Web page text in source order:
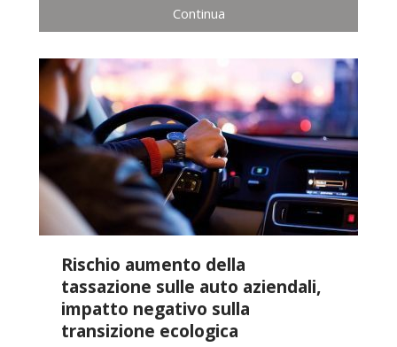
Continua
Rischio aumento della
tassazione sulle auto aziendali,
impatto negativo sulla
transizione ecologica